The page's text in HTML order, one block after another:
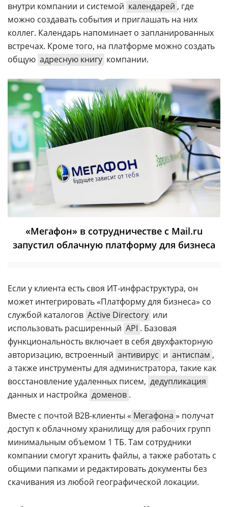
внутри компании и системой календарей , где
можно создавать события и приглашать на них
коллег. Календарь напоминает о запланированных
встречах. Кроме того, на платформе можно создать
общую адресную книгу компании.
«Мегафон» в сотрудничестве с Mail.ru
запустил облачную платформу для бизнеса
Если у клиента есть своя ИТ-инфраструктура, он
может интегрировать «Платформу для бизнеса» со
службой каталогов Active Directory или
использовать расширенный API . Базовая
функциональность включает в себя двухфакторную
авторизацию, встроенный антивирус и антиспам ,
а также инструменты для администратора, такие как
восстановление удаленных писем, дедупликация
данных и настройка доменов .
Вместе с почтой B2B-клиенты « Мегафона » получат
доступ к облачному хранилищу для рабочих групп
минимальным объемом 1 ТБ. Там сотрудники
компании смогут хранить файлы, а также работать с
общими папками и редактировать документы без
скачивания из любой географической локации.